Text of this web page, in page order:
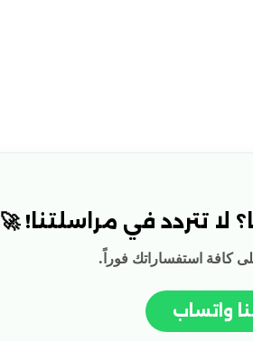
تتردد في مراسلتنا! 🚀
كافة استفساراتك فوراً.
واتساب